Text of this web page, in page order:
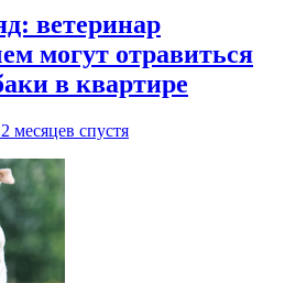
ветеринар
могут отравиться
в квартире
месяцев спустя